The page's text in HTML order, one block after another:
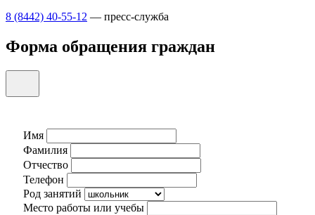
8 (8442) 40-55-12 — пресс-служба
Форма обращения граждан
Имя
Фамилия
Отчество
Телефон
Род занятий
Место работы или учебы